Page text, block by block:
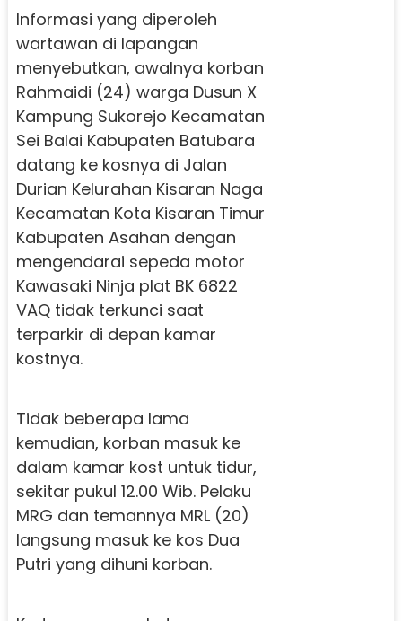
Informasi yang diperoleh
wartawan di lapangan
menyebutkan, awalnya korban
Rahmaidi (24) warga Dusun X
Kampung Sukorejo Kecamatan
Sei Balai Kabupaten Batubara
datang ke kosnya di Jalan
Durian Kelurahan Kisaran Naga
Kecamatan Kota Kisaran Timur
Kabupaten Asahan dengan
mengendarai sepeda motor
Kawasaki Ninja plat BK 6822
VAQ tidak terkunci saat
terparkir di depan kamar
kostnya.
Tidak beberapa lama
kemudian, korban masuk ke
dalam kamar kost untuk tidur,
sekitar pukul 12.00 Wib. Pelaku
MRG dan temannya MRL (20)
langsung masuk ke kos Dua
Putri yang dihuni korban.